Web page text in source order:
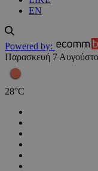
EN
Powered by:
Παρασκευή 7
28°C